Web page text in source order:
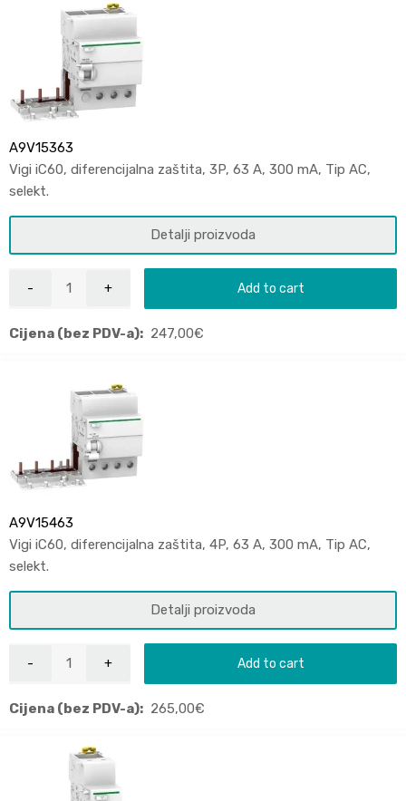
A9V15363
Vigi iC60, diferencijalna zaštita, 3P, 63 A, 300 mA, Tip AC,
selekt.
Detalji proizvoda
Add to cart
Cijena (bez PDV-a): 247,00€
A9V15463
Vigi iC60, diferencijalna zaštita, 4P, 63 A, 300 mA, Tip AC,
selekt.
Detalji proizvoda
Add to cart
Cijena (bez PDV-a): 265,00€